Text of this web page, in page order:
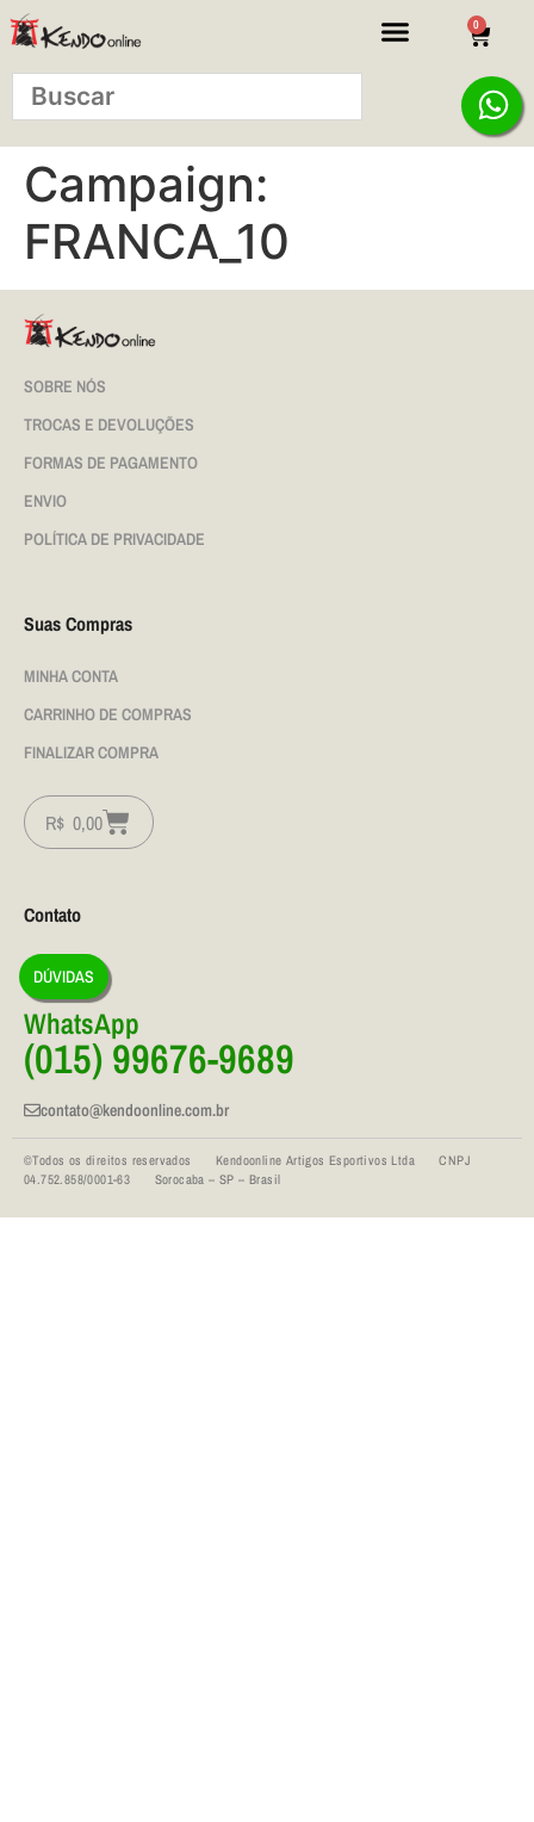
0
Campaign:
FRANCA_10
SOBRE NÓS
TROCAS E DEVOLUÇÕES
FORMAS DE PAGAMENTO
ENVIO
POLÍTICA DE PRIVACIDADE
Suas Compras
MINHA CONTA
CARRINHO DE COMPRAS
FINALIZAR COMPRA
R$ 0,00
Contato
DÚVIDAS
WhatsApp
(015) 99676-9689
contato@kendoonline.com.br
©Todos os direitos reservados Kendoonline Artigos Esportivos Ltda CNPJ
04.752.858/0001-63 Sorocaba – SP – Brasil